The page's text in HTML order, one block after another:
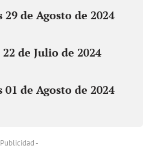
29 de Agosto de 2024
de Julio de 2024
01 de Agosto de 2024
-